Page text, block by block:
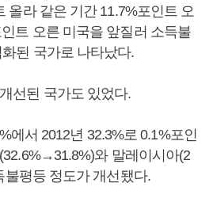
올라 같은 기간 11.7%포인트 오
트 오른 미국을 앞질러 소득불
된 국가로 나타났다.
선된 국가도 있었다.
에서 2012년 32.3%로 0.1%포인
와 말레이시아(2
평등 정도가 개선됐다.